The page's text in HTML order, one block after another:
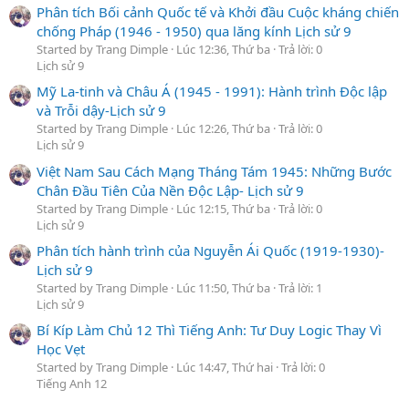
Phân tích Bối cảnh Quốc tế và Khởi đầu Cuộc kháng chiến
chống Pháp (1946 - 1950) qua lăng kính Lịch sử 9
Started by Trang Dimple Lúc 12:36, Thứ ba Trả lời: 0
Lịch sử 9
Mỹ La-tinh và Châu Á (1945 - 1991): Hành trình Độc lập
và Trỗi dậy-Lịch sử 9
Started by Trang Dimple Lúc 12:26, Thứ ba Trả lời: 0
Lịch sử 9
Việt Nam Sau Cách Mạng Tháng Tám 1945: Những Bước
Chân Đầu Tiên Của Nền Độc Lập- Lịch sử 9
Started by Trang Dimple Lúc 12:15, Thứ ba Trả lời: 0
Lịch sử 9
Phân tích hành trình của Nguyễn Ái Quốc (1919-1930)-
Lịch sử 9
Started by Trang Dimple Lúc 11:50, Thứ ba Trả lời: 1
Lịch sử 9
Bí Kíp Làm Chủ 12 Thì Tiếng Anh: Tư Duy Logic Thay Vì
Học Vẹt
Started by Trang Dimple Lúc 14:47, Thứ hai Trả lời: 0
Tiếng Anh 12